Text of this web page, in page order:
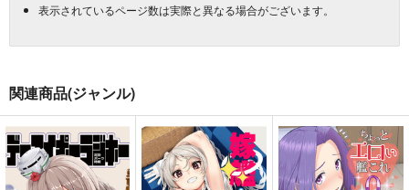
表示されているページ数は実際と異なる場合がございます。
関連商品(ジャンル)